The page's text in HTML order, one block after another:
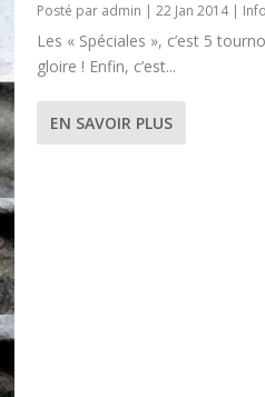
Posté par admin | 22 Jan 2014|
Les « Spéciales », c’est 5
gloire ! Enfin, c’est...
EN SAVOIR PLUS